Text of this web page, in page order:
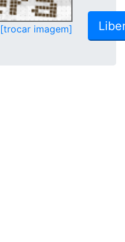
[trocar imagem]